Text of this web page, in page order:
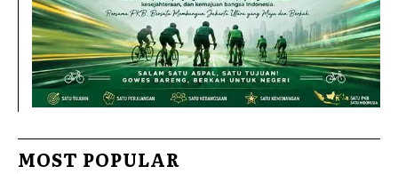
MOST POPULAR